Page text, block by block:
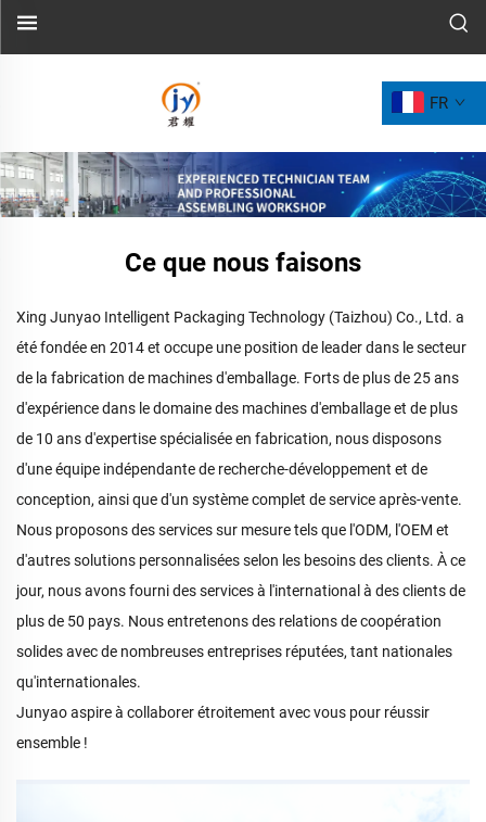
FR
Ce que nous faisons
Xing Junyao Intelligent Packaging Technology (Taizhou) Co., Ltd. a
été fondée en 2014 et occupe une position de leader dans le secteur
de la fabrication de machines d'emballage. Forts de plus de 25 ans
d'expérience dans le domaine des machines d'emballage et de plus
de 10 ans d'expertise spécialisée en fabrication, nous disposons
d'une équipe indépendante de recherche-développement et de
conception, ainsi que d'un système complet de service après-vente.
Nous proposons des services sur mesure tels que l'ODM, l'OEM et
d'autres solutions personnalisées selon les besoins des clients. À ce
jour, nous avons fourni des services à l'international à des clients de
plus de 50 pays. Nous entretenons des relations de coopération
solides avec de nombreuses entreprises réputées, tant nationales
qu'internationales.
Junyao aspire à collaborer étroitement avec vous pour réussir
ensemble !